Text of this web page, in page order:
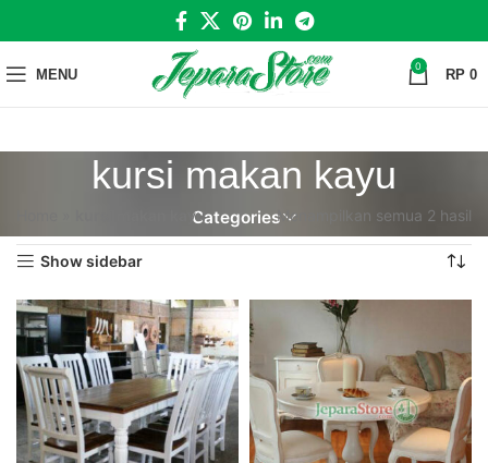
MENU 0 RP 0
kursi makan kayu
Categories
kursi makan kayu Menampilkan semua 2 hasil
Show sidebar